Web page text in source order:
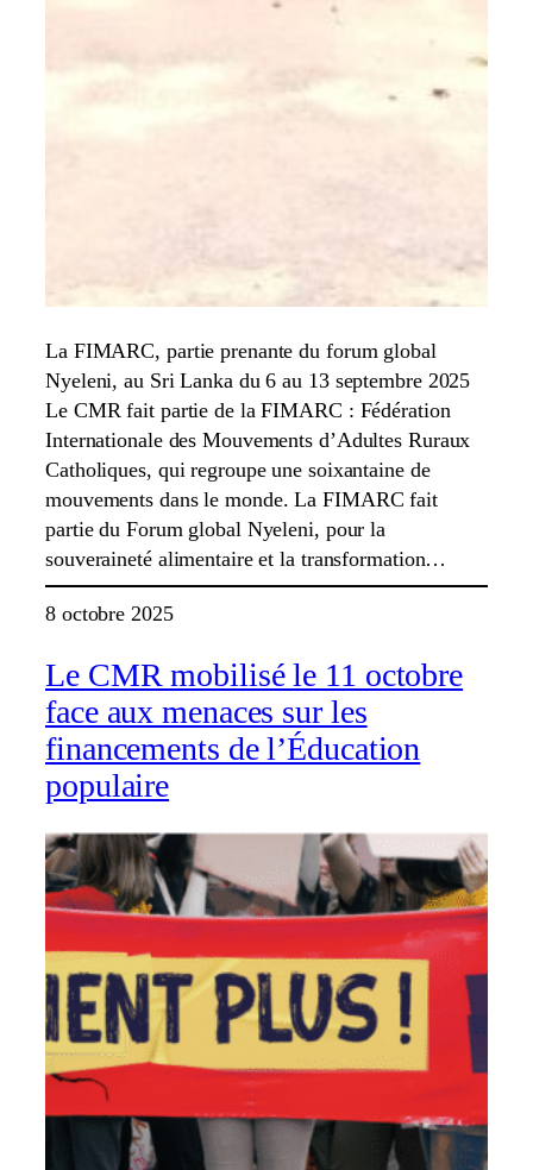
La FIMARC, partie prenante du forum global
Nyeleni, au Sri Lanka du 6 au 13 septembre 2025
Le CMR fait partie de la FIMARC : Fédération
Internationale des Mouvements d’Adultes Ruraux
Catholiques, qui regroupe une soixantaine de
mouvements dans le monde. La FIMARC fait
partie du Forum global Nyeleni, pour la
souveraineté alimentaire et la transformation…
8 octobre 2025
Le CMR mobilisé le 11 octobre
face aux menaces sur les
financements de l’Éducation
populaire